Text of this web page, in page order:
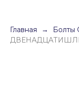
Главная Болты